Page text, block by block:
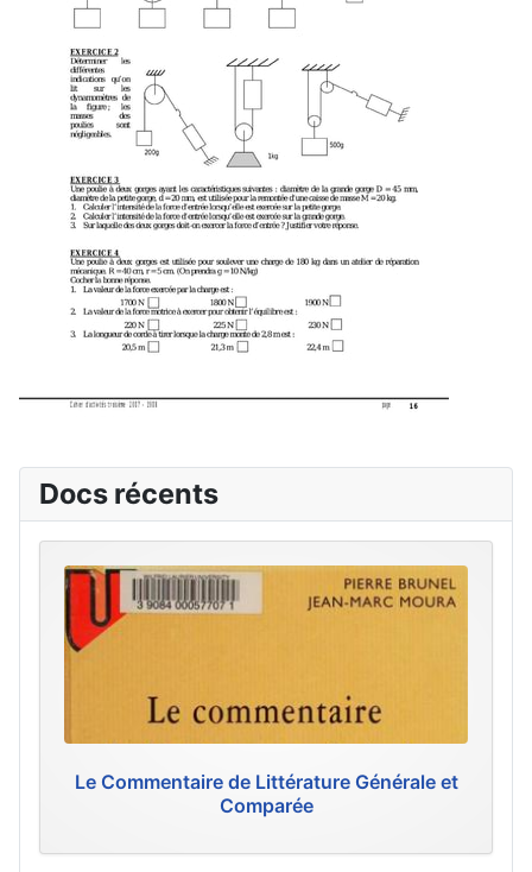
Docs récents
Le Commentaire de Littérature Générale et
Comparée